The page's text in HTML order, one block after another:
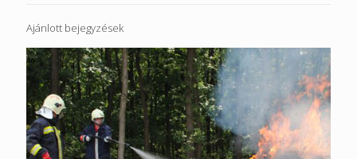
Ajánlott bejegyzések